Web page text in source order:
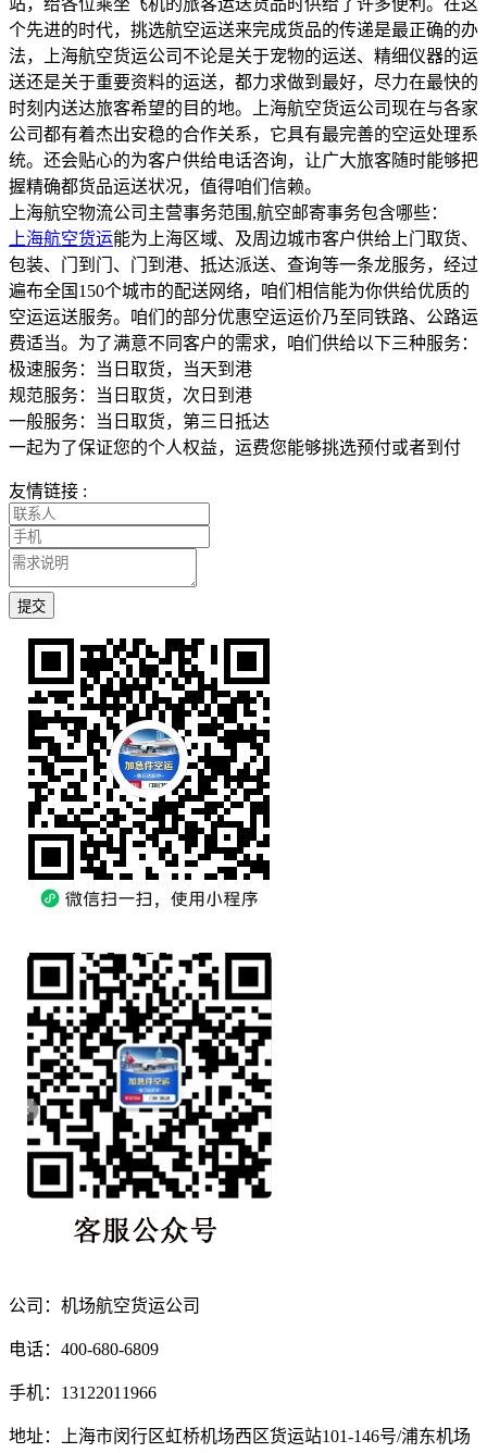
个先进的时代，挑选航空运送来完成货品的传递是最正确的办
法，上海航空货运公司不论是关于宠物的运送、精细仪器的运
送还是关于重要资料的运送，都力求做到最好，尽力在最快的
时刻内送达旅客希望的目的地。上海航空货运公司现在与各家
公司都有着杰出安稳的合作关系，它具有最完善的空运处理系
统。还会贴心的为客户供给电话咨询，让广大旅客随时能够把
握精确都货品运送状况，值得咱们信赖。
上海航空物流公司主营事务范围,航空邮寄事务包含哪些：
上海航空货运能为上海区域、及周边城市客户供给上门取货、
包装、门到门、门到港、抵达派送、查询等一条龙服务，经过
遍布全国150个城市的配送网络，咱们相信能为你供给优质的
空运运送服务。咱们的部分优惠空运运价乃至同铁路、公路运
费适当。为了满意不同客户的需求，咱们供给以下三种服务：
极速服务：当日取货，当天到港
规范服务：当日取货，次日到港
一般服务：当日取货，第三日抵达
一起为了保证您的个人权益，运费您能够挑选预付或者到付
友情链接 :
提交
公司：机场航空货运公司
电话：400-680-6809
手机：13122011966
地址：上海市闵行区虹桥机场西区货运站101-146号/浦东机场